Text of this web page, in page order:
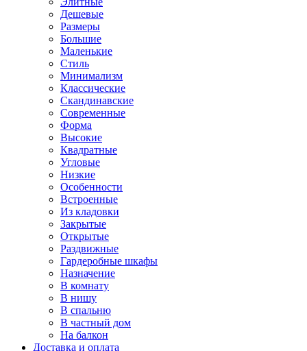
Дешевые
Размеры
Большие
Маленькие
Стиль
Минимализм
Классические
Скандинавские
Современные
Форма
Высокие
Квадратные
Угловые
Низкие
Особенности
Встроенные
Из кладовки
Закрытые
Открытые
Раздвижные
Гардеробные шкафы
Назначение
В комнату
В нишу
В спальню
В частный дом
На балкон
Доставка и оплата